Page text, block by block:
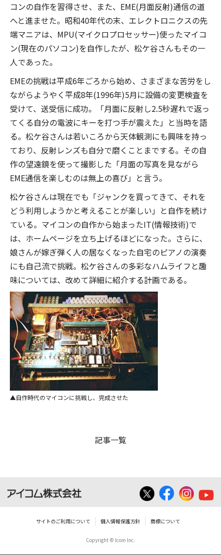
コンの自作を習得させ、また、EME(月面反射)通信の道
へと進ませた。昭和40年代の末、エレクトロニクスの先
端マニアは、MPU(マイクロプロセッサー)使ったマイコ
ン(現在のパソコン)を自作したが、松ケ谷さんもその一
人であった。
EMEの挑戦は平成6年ごろから始め、さまざまな苦労をし
ながらようやく平成8年(1996年)5月に設備の変更検査を
受けて、送受信に成功。「月面に反射し2.5秒遅れで返っ
てくる自分の電波にキーを打つ手が震えた」と当時を語
る。松ケ谷さんは若いころから天体観測にも興味を持っ
ており、反射レンズも自分で磨くことまでする。その自
作の望遠鏡を使って撮影した「月面の写真を見ながら
EME通信を楽しむのは無上の喜び」と言う。
松ケ谷さんは現在でも「ジャンクを買ってきて、それを
どう利用しようかと考えることが楽しい」と自作を続け
ている。マイコンの自作から始まったIT(情報技術)で
は、ホームページを立ち上げるほどになった。さらに、
娘さんが嫁ぎ弾く人の居なくなった自宅のピアノの演奏
にも自己流で挑戦。松ケ谷さんの多彩なハムライフと趣
味については、改めて詳細に紹介する計画である。
自作時代のマイコンに挑戦し、完成させた
記事一覧
サイトのご利用について 個人情報保護方針 商標について
Copyright © Icom Inc.